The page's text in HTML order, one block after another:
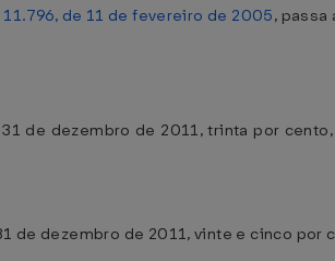
11.796, de 11 de fevereiro de 2005,
de dezembro de 2011, trinta por
de dezembro de 2011, vinte e cinco